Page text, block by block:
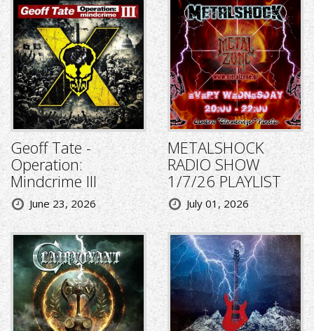
Geoff Tate -
Operation:
Mindcrime III
June 23, 2026
METALSHOCK
RADIO SHOW
1/7/26 PLAYLIST
July 01, 2026